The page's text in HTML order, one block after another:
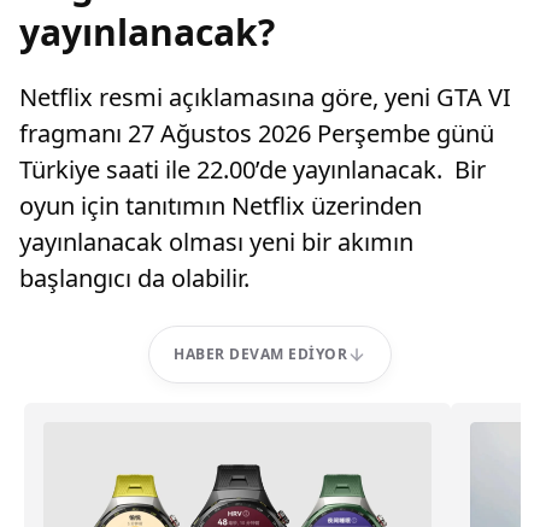
yayınlanacak?
Netflix resmi açıklamasına göre, yeni GTA VI
fragmanı 27 Ağustos 2026 Perşembe günü
Türkiye saati ile 22.00’de yayınlanacak. Bir
oyun için tanıtımın Netflix üzerinden
yayınlanacak olması yeni bir akımın
başlangıcı da olabilir.
HABER DEVAM EDIYOR